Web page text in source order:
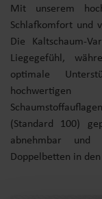
Mit unserem
Schlafkomfort und
Die Kaltschaum-
Liegegefühl,
optimale
(Standard 100)
abnehmbar und
Doppelbetten in